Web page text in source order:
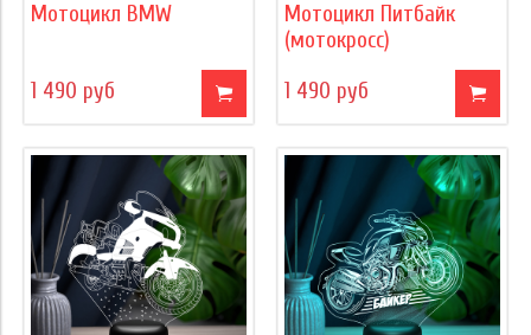
Мотоцикл BMW
1 490 руб
Мотоцикл Питбайк
(мотокросс)
1 490 руб